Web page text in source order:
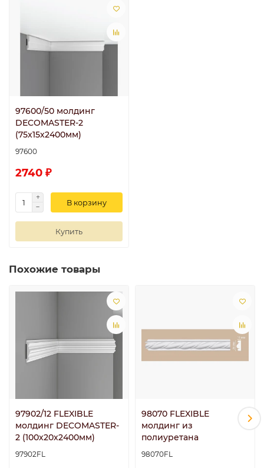
97600/50 молдинг
DECOMASTER-2
(75х15х2400мм)
97600
2740 ₽
В корзину
Купить
Похожие товары
97902/12 FLEXIBLE
молдинг DECOMASTER-
2 (100х20х2400мм)
97902FL
98070 FLEXIBLE
молдинг из
полиуретана
98070FL